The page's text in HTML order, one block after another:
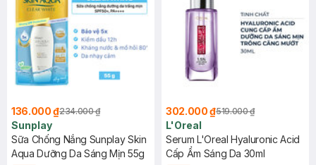
136.000 ₫234.000 ₫
Sunplay
Sữa Chống Nắng Sunplay Skin
Aqua Dưỡng Da Sáng Mịn 55g
302.000 ₫519.000 ₫
L'Oreal
Serum L'Oreal Hyaluronic Acid
Cấp Ẩm Sáng Da 30ml